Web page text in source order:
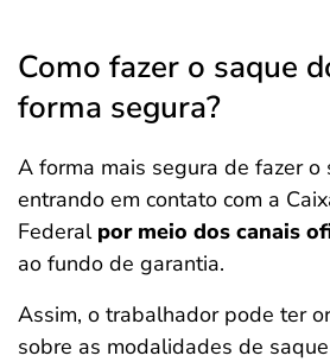
Como fazer o saque
forma segura?
A forma mais segura de fazer o
entrando em contato com a
Federal por meio dos canais
ao fundo de garantia.
Assim, o trabalhador pode ter
sobre as modalidades de